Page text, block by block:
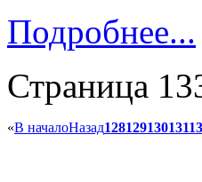
Подробнее...
Страница
«В началоНазад128129130131